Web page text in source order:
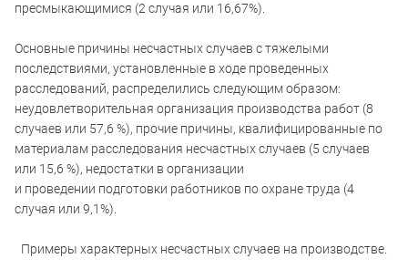
пресмыкающимися (2 случая или 16,67%).
Основные причины несчастных случаев с тяжелыми
последствиями, установленные в ходе проведенных
расследований, распределились следующим образом:
неудовлетворительная организация производства работ (8
случаев или 57,6 %), прочие причины, квалифицированные по
материалам расследования несчастных случаев (5 случаев
или 15,6 %), недостатки в организации
и проведении подготовки работников по охране труда (4
случая или 9,1%).
Примеры характерных несчастных случаев на производстве.